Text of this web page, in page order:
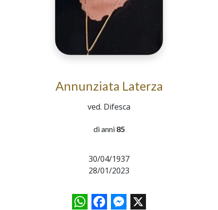
Annunziata Laterza
ved. Difesca
di anni 85
30/04/1937
28/01/2023
WhatsAppFacebookMessenger
X